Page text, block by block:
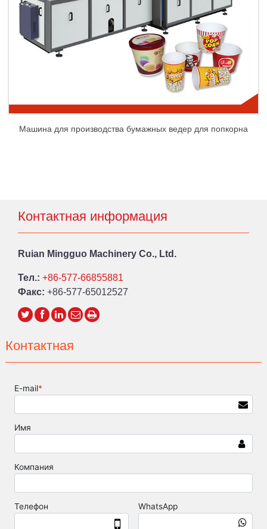
Машина для производства бумажных ведер для попкорна
Контактная информация
Ruian Mingguo Machinery Co., Ltd.
Тел.: +86-577-66855881
Факс: +86-577-65012527
Контактная